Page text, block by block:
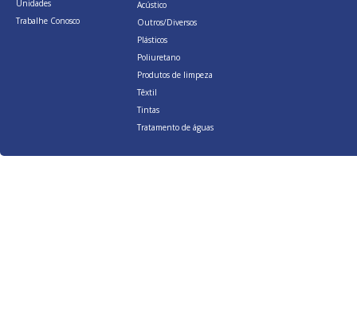
Unidades
Trabalhe Conosco
Acústico
Outros/Diversos
Plásticos
Poliuretano
Produtos de limpeza
Têxtil
Tintas
Tratamento de águas